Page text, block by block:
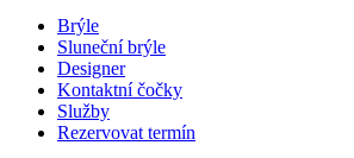
Brýle
Sluneční brýle
Designer
Kontaktní čočky
Služby
Rezervovat termín